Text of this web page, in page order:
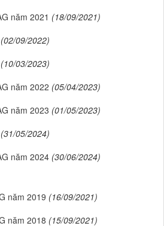
năm 2021 (18/09/2021)
(02/09/2022)
(10/03/2023)
năm 2022 (05/04/2023)
năm 2023 (01/05/2023)
(31/05/2024)
năm 2024 (30/06/2024)
năm 2019 (16/09/2021)
năm 2018 (15/09/2021)